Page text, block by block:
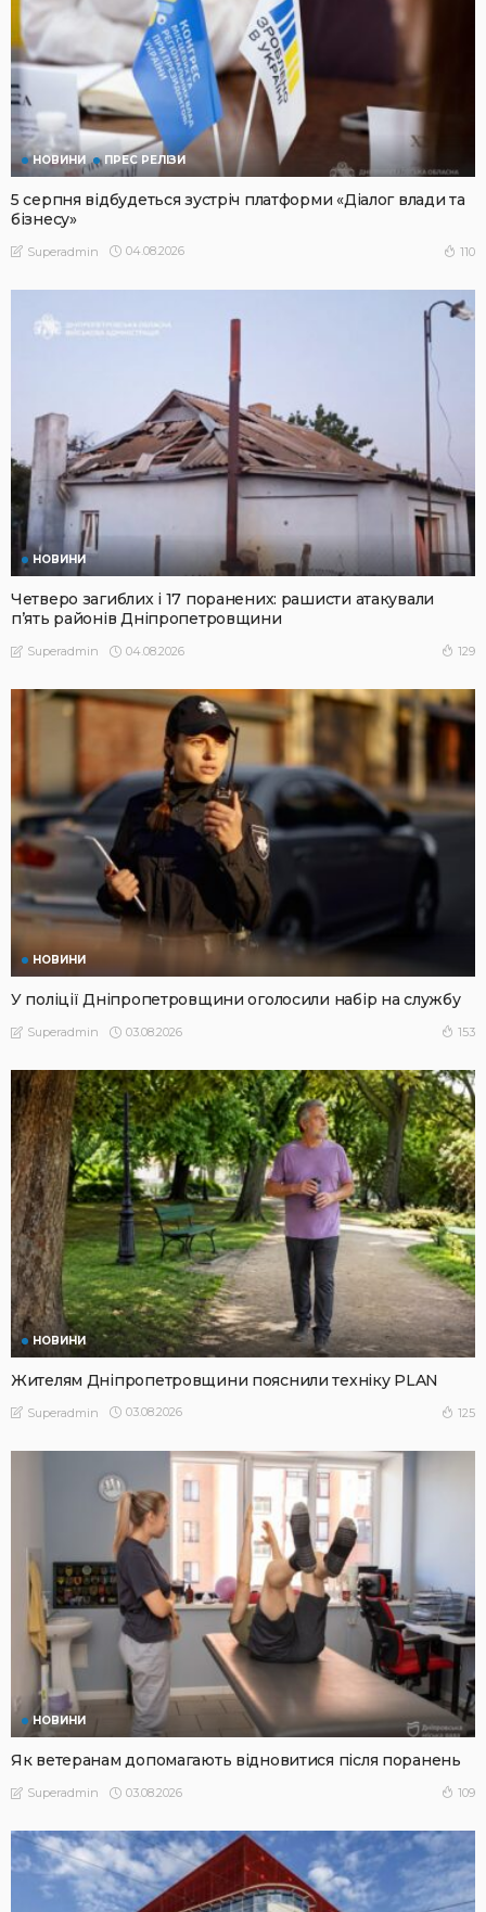
НОВИНИ ПРЕС РЕЛІЗИ
5 серпня відбудеться зустріч платформи «Діалог влади та
бізнесу»
Superadmin 04.08.2026 110
НОВИНИ
Четверо загиблих і 17 поранених: рашисти атакували
п’ять районів Дніпропетровщини
Superadmin 04.08.2026 129
НОВИНИ
У поліції Дніпропетровщини оголосили набір на службу
Superadmin 03.08.2026 153
НОВИНИ
Жителям Дніпропетровщини пояснили техніку PLAN
Superadmin 03.08.2026 125
НОВИНИ
Як ветеранам допомагають відновитися після поранень
Superadmin 03.08.2026 109